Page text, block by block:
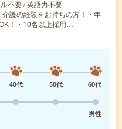
不要 / 英語力不要
護の経験をお持ちの方！・年
！・10名以上採用…
40代 50代
60代
男性